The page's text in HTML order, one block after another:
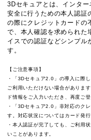
3Dセキュアとは、インタ
安全に行うための本人認証
の際にクレジットカードの
で、本人確認を求められた
イスでの認証などシンプル
す。
【ご注意事項】
・「3Dセキュア2.0」の導入に際
ご利用いただけない場合がありま
ド情報をご入力いただき、再度ご
・「3Dセキュア2.0」非対応のク
す。対応状況についてはカード発
・本人認証が完了しても、ご利用
いことがあります。